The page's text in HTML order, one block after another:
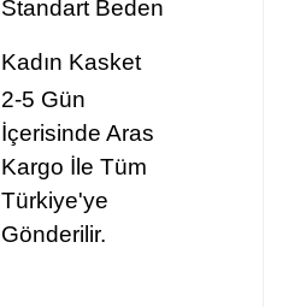
Standart Beden
Kadın Kasket
2-5 Gün
İçerisinde Aras
Kargo İle Tüm
Türkiye'ye
Gönderilir.